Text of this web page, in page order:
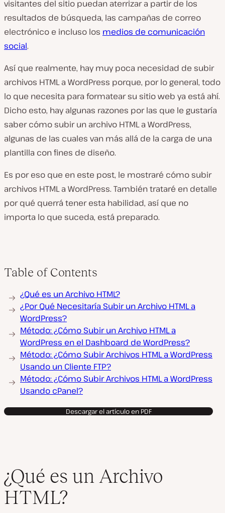
visitantes del sitio puedan aterrizar a partir de los
resultados de búsqueda, las campañas de correo
electrónico e incluso los medios de comunicación
social.
Así que realmente, hay muy poca necesidad de subir
archivos HTML a WordPress porque, por lo general, todo
lo que necesita para formatear su sitio web ya está ahí.
Dicho esto, hay algunas razones por las que le gustaría
saber cómo subir un archivo HTML a WordPress,
algunas de las cuales van más allá de la carga de una
plantilla con fines de diseño.
Es por eso que en este post, le mostraré cómo subir
archivos HTML a WordPress. También trataré en detalle
por qué querrá tener esta habilidad, así que no
importa lo que suceda, está preparado.
Table of Contents
¿Qué es un Archivo HTML?
¿Por Qué Necesitaría Subir un Archivo HTML a
WordPress?
Método: ¿Cómo Subir un Archivo HTML a
WordPress en el Dashboard de WordPress?
Método: ¿Cómo Subir Archivos HTML a WordPress
Usando un Cliente FTP?
Método: ¿Cómo Subir Archivos HTML a WordPress
Usando cPanel?
Descargar el artículo en PDF
¿Qué es un Archivo
HTML?